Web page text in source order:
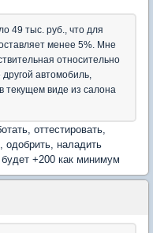
49 тыс. руб., что для
менее 5%. Мне
относительно
другой автомобиль,
текущем виде из салона
оттестировать,
одобрить, наладить
+200 как минимум